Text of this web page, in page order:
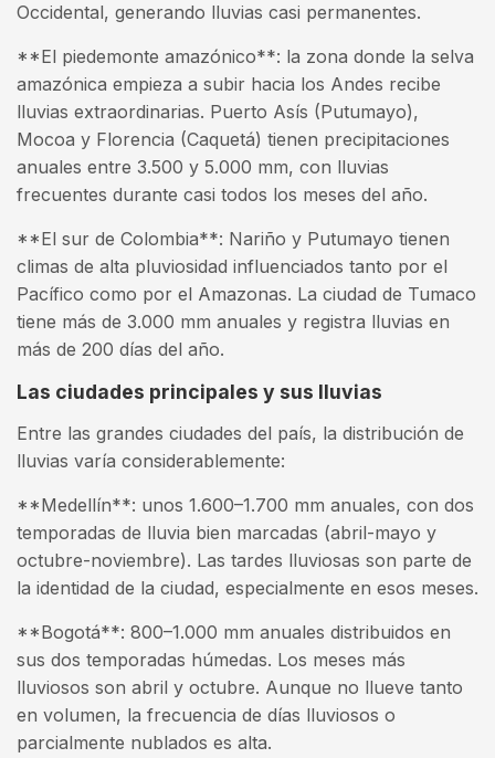
Occidental, generando lluvias casi permanentes.
**El piedemonte amazónico**: la zona donde la selva
amazónica empieza a subir hacia los Andes recibe
lluvias extraordinarias. Puerto Asís (Putumayo),
Mocoa y Florencia (Caquetá) tienen precipitaciones
anuales entre 3.500 y 5.000 mm, con lluvias
frecuentes durante casi todos los meses del año.
**El sur de Colombia**: Nariño y Putumayo tienen
climas de alta pluviosidad influenciados tanto por el
Pacífico como por el Amazonas. La ciudad de Tumaco
tiene más de 3.000 mm anuales y registra lluvias en
más de 200 días del año.
Las ciudades principales y sus lluvias
Entre las grandes ciudades del país, la distribución de
lluvias varía considerablemente:
**Medellín**: unos 1.600–1.700 mm anuales, con dos
temporadas de lluvia bien marcadas (abril-mayo y
octubre-noviembre). Las tardes lluviosas son parte de
la identidad de la ciudad, especialmente en esos meses.
**Bogotá**: 800–1.000 mm anuales distribuidos en
sus dos temporadas húmedas. Los meses más
lluviosos son abril y octubre. Aunque no llueve tanto
en volumen, la frecuencia de días lluviosos o
parcialmente nublados es alta.